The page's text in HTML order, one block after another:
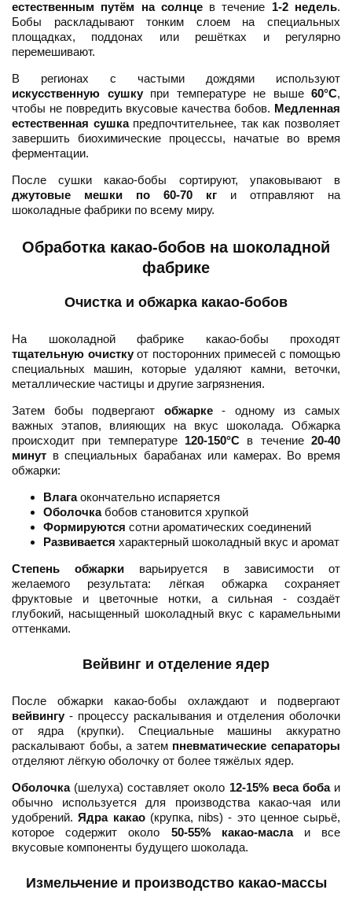
естественным путём на солнцев течение 1-2 недель.
Бобы раскладывают тонким слоем на специальных
площадках, поддонах или решётках и регулярно
перемешивают.
В регионах с частыми дождями используют
искусственную сушкупри температуре не выше 60°C,
чтобы не повредить вкусовые качества бобов. Медленная
естественная сушкапредпочтительнее, так как позволяет
завершить биохимические процессы, начатые во время
ферментации.
После сушки какао-бобы сортируют, упаковывают в
джутовые мешки по 60-70 кг и отправляют на
шоколадные фабрики по всему миру.
Обработка какао-бобов на шоколадной
фабрике
Очистка и обжарка какао-бобов
На шоколадной фабрике какао-бобы проходят
тщательную очисткуот посторонних примесей с помощью
специальных машин, которые удаляют камни, веточки,
металлические частицы и другие загрязнения.
Затем бобы подвергают обжарке- одному из самых
важных этапов, влияющих на вкус шоколада. Обжарка
происходит при температуре 120-150°C в течение 20-40
минут в специальных барабанах или камерах. Во время
обжарки:
Влагаокончательно испаряется
Оболочкабобов становится хрупкой
Формируются сотни ароматических соединений
Развивается характерный шоколадный вкус и аромат
Степень обжарки варьируется в зависимости от
желаемого результата: лёгкая обжарка сохраняет
фруктовые и цветочные нотки, а сильная - создаёт
глубокий, насыщенный шоколадный вкус с карамельными
оттенками.
Вейвинг и отделение ядер
После обжарки какао-бобы охлаждают и подвергают
вейвингу - процессу раскалывания и отделения оболочки
от ядра (крупки). Специальные машины аккуратно
раскалывают бобы, а затем пневматические сепараторы
отделяют лёгкую оболочку от более тяжёлых ядер.
Оболочка(шелуха) составляет около 12-15% веса бобаи
обычно используется для производства какао-чая или
удобрений.Ядра какао(крупка, nibs) - это ценное сырьё,
которое содержит около 50-55% какао-маслаи все
вкусовые компоненты будущего шоколада.
Измельчение и производство какао-массы